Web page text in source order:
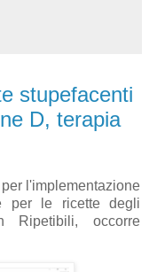
stupefacenti
D, terapia
l'implementazione
per le ricette degli
occorre